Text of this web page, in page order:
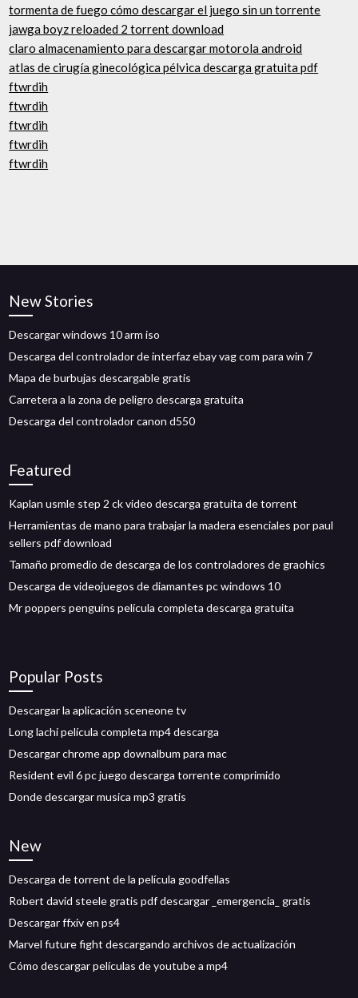
tormenta de fuego cómo descargar el juego sin un torrente
jawga boyz reloaded 2 torrent download
claro almacenamiento para descargar motorola android
atlas de cirugía ginecológica pélvica descarga gratuita pdf
ftwrdih
ftwrdih
ftwrdih
ftwrdih
ftwrdih
New Stories
Descargar windows 10 arm iso
Descarga del controlador de interfaz ebay vag com para win 7
Mapa de burbujas descargable gratis
Carretera a la zona de peligro descarga gratuita
Descarga del controlador canon d550
Featured
Kaplan usmle step 2 ck video descarga gratuita de torrent
Herramientas de mano para trabajar la madera esenciales por paul
sellers pdf download
Tamaño promedio de descarga de los controladores de graohics
Descarga de videojuegos de diamantes pc windows 10
Mr poppers penguins película completa descarga gratuita
Popular Posts
Descargar la aplicación sceneone tv
Long lachi película completa mp4 descarga
Descargar chrome app downalbum para mac
Resident evil 6 pc juego descarga torrente comprimido
Donde descargar musica mp3 gratis
New
Descarga de torrent de la película goodfellas
Robert david steele gratis pdf descargar _emergencia_ gratis
Descargar ffxiv en ps4
Marvel future fight descargando archivos de actualización
Cómo descargar películas de youtube a mp4